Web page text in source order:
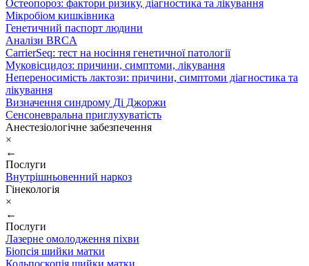
Остеопороз: фактори ризику, діагностика та лікування
Мікробіом кишківника
Генетичний паспорт людини
Аналізи BRCA
CarrierSeq: тест на носіння генетичної патології
Муковісцидоз: причини, симптоми, лікування
Непереносимість лактози: причини, симптоми діагностика та
лікування
Визначення синдрому Ді Джоржи
Сенсоневральна приглухуватість
Анестезіологічне забезпечення
×
←
Послуги
Внутрішньовенний наркоз
Гінекологія
×
←
Послуги
Лазерне омолодження піхви
Біопсія шийки матки
Кольпоскопія шийки матки